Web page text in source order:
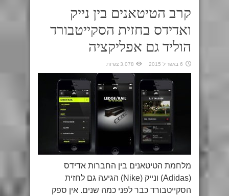
קרב הטיטאנים בין נייק
ואדידס בחזית הסקייטבורד
הוליד גם אפליקציה
6 באפריל 2015 3,078 צפיות
מלחמת הטיטאנים בין החברות אדידס
(Adidas) ונייק (Nike) הגיעה גם לחזית
הסקייטבורד כבר לפני כמה שנים. אין ספק